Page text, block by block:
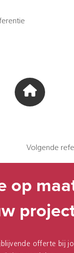
Volgende
op
offerte bij